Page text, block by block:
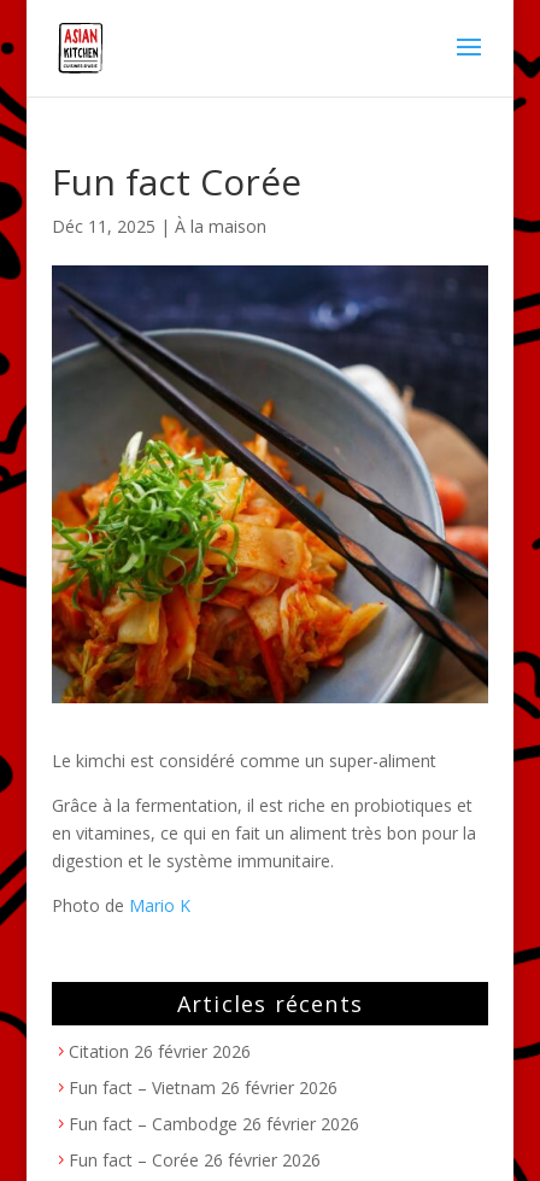
Fun fact Corée
Déc 11, 2025 | À la maison
Le kimchi est considéré comme un super-aliment
Grâce à la fermentation, il est riche en probiotiques et
en vitamines, ce qui en fait un aliment très bon pour la
digestion et le système immunitaire.
Photo de Mario K
Articles récents
Citation 26 février 2026
Fun fact – Vietnam 26 février 2026
Fun fact – Cambodge 26 février 2026
Fun fact – Corée 26 février 2026